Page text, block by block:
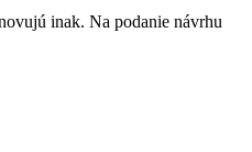
inak. Na podanie návrhu